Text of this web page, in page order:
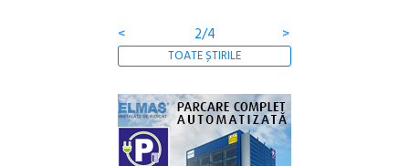
<
2/4 >
TOATE ȘTIRILE